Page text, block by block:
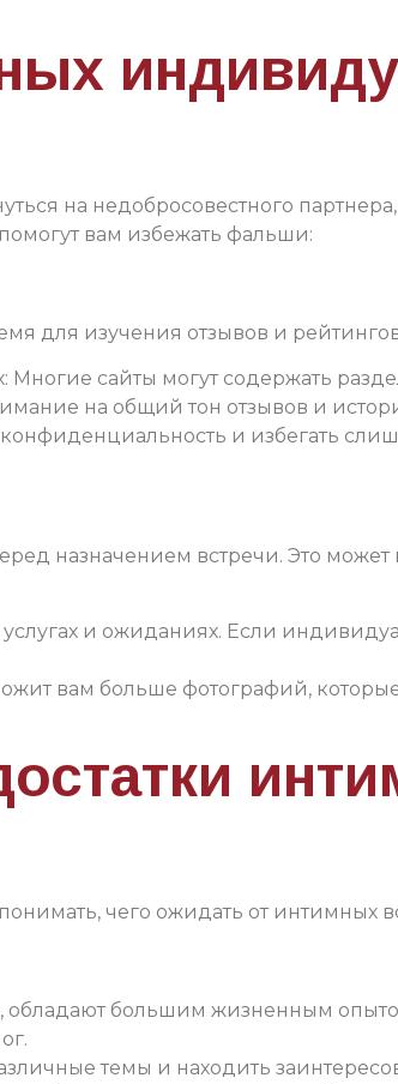
на недобросовестного
вам избежать фальши:
для изучения отзывов и
сайты могут содержать
на общий тон отзывов и
и избегать
назначением встречи. Это может
и ожиданиях. Если
вам больше фотографий,
чего ожидать от интимных
обладают большим жизненным
темы и находить